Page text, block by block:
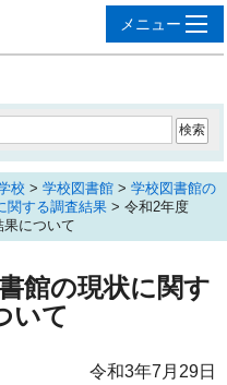
校 > 学校図書館 > 学校図書館の
関する調査結果 > 令和2年度
果について
館の現状に関す
いて
令和3年7月29日